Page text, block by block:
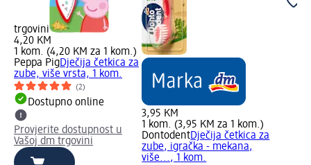
trgovini
4,20 KM
1 kom. (4,20 KM za 1 kom.)
Peppa PigDječija četkica za
zube, više vrsta, 1 kom.
(2)
Dostupno online
Provjerite dostupnost u
Vašoj dm trgovini
3,95 KM
1 kom. (3,95 KM za 1 kom.)
DontodentDječija četkica za
zube, igračka - mekana,
više..., 1 kom.